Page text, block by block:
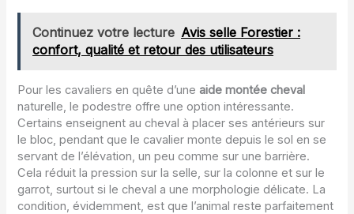
Continuez votre lecture Avis selle Forestier :
confort, qualité et retour des utilisateurs
Pour les cavaliers en quête d’uneaide montée cheval
naturelle, le podestre offre une option intéressante.
Certains enseignent au cheval à placer ses antérieurs sur
le bloc, pendant que le cavalier monte depuis le sol en se
servant de l’élévation, un peu comme sur une barrière.
Cela réduit la pression sur la selle, sur la colonne et sur le
garrot, surtout si le cheval a une morphologie délicate. La
condition, évidemment, est que l’animal reste parfaitement